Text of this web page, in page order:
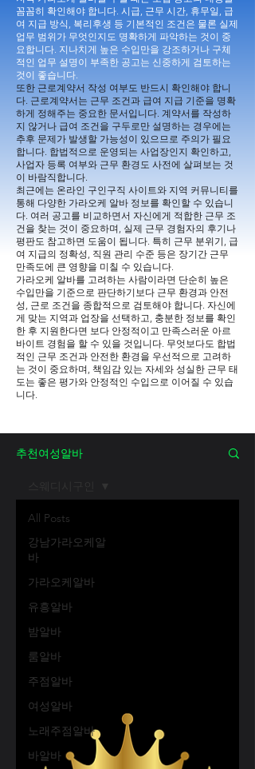
꼼꼼히 확인해야 합니다. 시급, 근무 시간, 휴무일, 급
여 지급 방식, 복리후생 등 기본적인 조건은 물론 실제
업무 범위가 무엇인지도 명확하게 파악하는 것이 중
요합니다. 지나치게 높은 수입만을 강조하거나 구체
적인 업무 설명이 부족한 공고는 신중하게 검토하는
것이 좋습니다.
또한 근로계약서 작성 여부도 반드시 확인해야 합니
다. 근로계약서는 근무 조건과 급여 지급 기준을 명확
하게 정해주는 중요한 문서입니다. 계약서를 작성하
지 않거나 급여 조건을 구두로만 설명하는 경우에는
추후 문제가 발생할 가능성이 있으므로 주의가 필요
합니다. 합법적으로 운영되는 사업장인지 확인하고,
사업자 등록 여부와 근무 환경도 사전에 살펴보는 것
이 바람직합니다.
최근에는 온라인 구인구직 사이트와 지역 커뮤니티를
통해 다양한 가라오케 알바 정보를 확인할 수 있습니
다. 여러 공고를 비교하면서 자신에게 적합한 근무 조
건을 찾는 것이 중요하며, 실제 근무 경험자의 후기나
평판도 참고하면 도움이 됩니다. 특히 근무 분위기, 급
여 지급의 정확성, 직원 관리 수준 등은 장기간 근무
만족도에 큰 영향을 미칠 수 있습니다.
가라오케 알바를 고려하는 사람이라면 단순히 높은
수입만을 기준으로 판단하기보다 근무 환경과 안전
성, 근로 조건을 종합적으로 검토해야 합니다. 자신에
게 맞는 지역과 업장을 선택하고, 충분한 정보를 확인
한 후 지원한다면 보다 안정적이고 만족스러운 아르
바이트 경험을 할 수 있을 것입니다. 무엇보다도 합법
적인 근무 조건과 안전한 환경을 우선적으로 고려하
는 것이 중요하며, 책임감 있는 자세와 성실한 근무 태
도는 좋은 평가와 안정적인 수입으로 이어질 수 있습
니다.
추천여성알바
All Posts
강남가라오케알
바
가라오케알바
유흥알바
밤알바
룸알바
주점알바
여성알바
노래주점알바
바알바